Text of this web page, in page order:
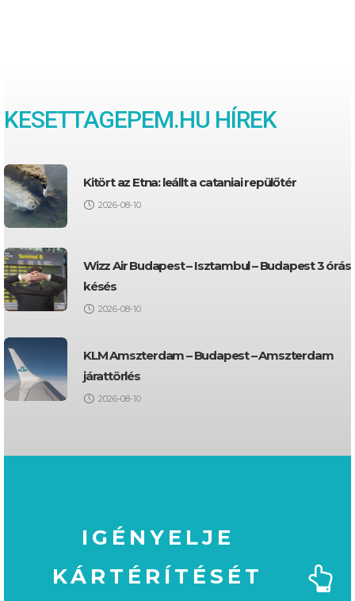
KESETTAGEPEM.HU HÍREK
Kitört az Etna: leállt a cataniai repülőtér
2026-08-10
Wizz Air Budapest – Isztambul – Budapest 3 órás
késés
2026-08-10
KLM Amszterdam – Budapest – Amszterdam
járattörlés
2026-08-10
IGÉNYELJE
KÁRTÉRÍTÉSÉT